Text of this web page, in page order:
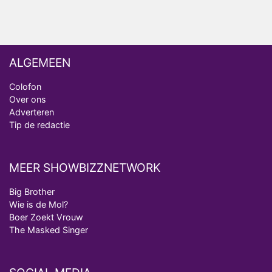
ALGEMEEN
Colofon
Over ons
Adverteren
Tip de redactie
MEER SHOWBIZZNETWORK
Big Brother
Wie is de Mol?
Boer Zoekt Vrouw
The Masked Singer